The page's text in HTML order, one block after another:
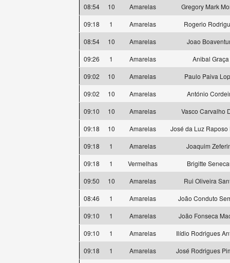
08:54
10 Amarelas
Gregory Mark
09:18
1 Amarelas
Rogerio
08:54
10 Amarelas
Joao
09:26
1 Amarelas
Anibal Graça
09:02
10 Amarelas
Paulo Paiva
09:02
10 Amarelas
António
09:10
10 Amarelas
Vasco Carvalho
09:18
10 Amarelas
José da Luz Raposo
09:18
1 Amarelas
Joaquim
09:18
1 Vermelhas
Brigitte
09:50
10 Amarelas
Rui Oliveira
08:46
1 Amarelas
João Conduto
09:10
1 Amarelas
João Fonseca
09:10
1 Amarelas
Ilídio Rodrigues
09:18
1 Amarelas
José Rodrigues